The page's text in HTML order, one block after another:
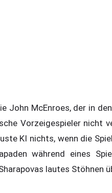
John McEnroes, der in
Vorzeigespieler nicht
KI nichts, wenn die
während eines
lautes Stöhnen